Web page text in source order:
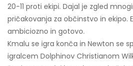
20-11 proti ekipi. Dajal je zgled
pričakovanja za občinstvo in ekipo.
ambiciozno in gotovo.
Kmalu se igra konča in Newton se
igralcem Dolphinov Christianom